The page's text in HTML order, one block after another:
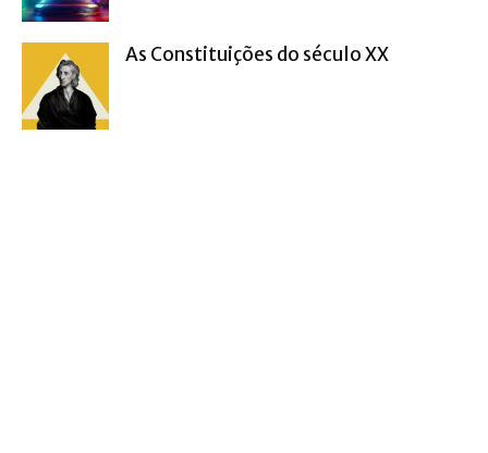
As Constituições do século XX